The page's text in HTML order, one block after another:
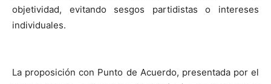
objetividad, evitando sesgos partidistas o intereses
individuales.
La proposición con Punto de Acuerdo, presentada por el